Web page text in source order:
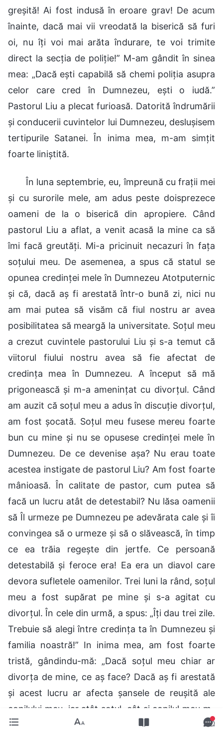
greșită! Ai fost indusă în eroare grav! De acum
înainte, dacă mai vii vreodată la biserică să furi
oi, nu îți voi mai arăta îndurare, te voi trimite
direct la secția de poliție!” M-am gândit în sinea
mea: „Dacă ești capabilă să chemi poliția asupra
celor care cred în Dumnezeu, ești o iudă.”
Pastorul Liu a plecat furioasă. Datorită îndrumării
și conducerii cuvintelor lui Dumnezeu, deslușisem
tertipurile Satanei. În inima mea, m-am simțit
foarte liniștită.
În luna septembrie, eu, împreună cu frații mei
și cu surorile mele, am adus peste doisprezece
oameni de la o biserică din apropiere. Când
pastorul Liu a aflat, a venit acasă la mine ca să
îmi facă greutăți. Mi-a pricinuit necazuri în fața
soțului meu. De asemenea, a spus că statul se
opunea credinței mele în Dumnezeu Atotputernic
și că, dacă aș fi arestată într-o bună zi, nici nu
am mai putea să visăm că fiul nostru ar avea
posibilitatea să meargă la universitate. Soțul meu
a crezut cuvintele pastorului Liu și s-a temut că
viitorul fiului nostru avea să fie afectat de
credința mea în Dumnezeu. A început să mă
prigonească și m-a amenințat cu divorțul. Când
am auzit că soțul meu a adus în discuție divorțul,
am fost șocată. Soțul meu fusese mereu foarte
bun cu mine și nu se opusese credinței mele în
Dumnezeu. De ce devenise așa? Nu erau toate
acestea instigate de pastorul Liu? Am fost foarte
mânioasă. În calitate de pastor, cum putea să
facă un lucru atât de detestabil? Nu lăsa oamenii
să Îl urmeze pe Dumnezeu pe adevărata cale și îi
convingea să o urmeze și să o slăvească, în timp
ce ea trăia regește din jertfe. Ce persoană
detestabilă și feroce era! Ea era un diavol care
devora sufletele oamenilor. Trei luni la rând, soțul
meu a fost supărat pe mine și s-a agitat cu
divorțul. În cele din urmă, a spus: „Îți dau trei zile.
Trebuie să alegi între credința ta în Dumnezeu și
familia noastră!” In inima mea, am fost foarte
tristă, gândindu-mă: „Dacă soțul meu chiar ar
divorța de mine, ce aș face? Dacă aș fi arestată
și acest lucru ar afecta șansele de reușită ale
copilului meu, iar atât soțul, cât și copilul meu m-
ar urî, ce aș face?” Nu voiam să divorțez. Îmi